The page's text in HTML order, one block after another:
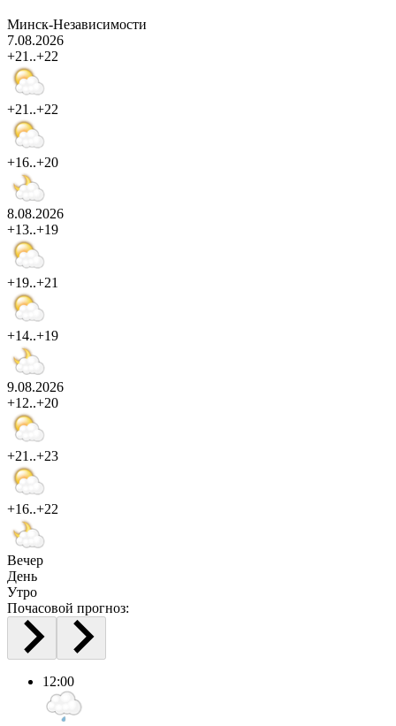
Минск-Независимости
7.08.2026
+21..+22
+21..+22
+16..+20
8.08.2026
+13..+19
+19..+21
+14..+19
9.08.2026
+12..+20
+21..+23
+16..+22
Вечер
День
Утро
Почасовой прогноз:
12:00